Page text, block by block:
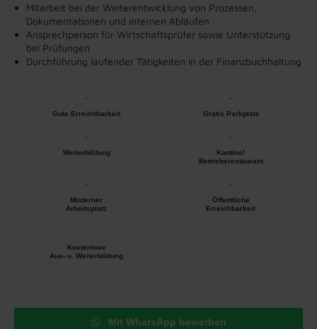
Mitarbeit bei der Weiterentwicklung von Prozessen,
Dokumentationen und internen Abläufen
Ansprechperson für Wirtschaftsprüfer sowie Unterstützung
bei Prüfungen
Durchführung laufender Tätigkeiten in der Finanzbuchhaltung
Gute Erreichbarkeit Gratis Parkplatz
Weiterbildung
Kantine/
Betriebsrestaurant
Moderner
Arbeitsplatz
Öffentliche
Erreichbarkeit
Kostenlose
Aus- u. Weiterbildung
Mit WhatsApp bewerben